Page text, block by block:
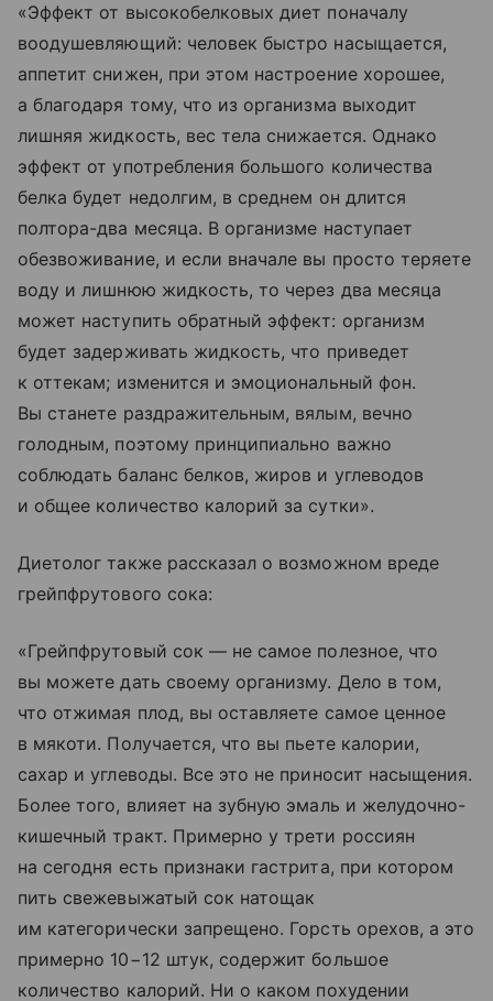
«Эффект от высокобелковых диет поначалу
воодушевляющий: человек быстро насыщается,
аппетит снижен, при этом настроение хорошее,
а благодаря тому, что из организма выходит
лишняя жидкость, вес тела снижается. Однако
эффект от употребления большого количества
белка будет недолгим, в среднем он длится
полтора-два месяца. В организме наступает
обезвоживание, и если вначале вы просто теряете
воду и лишнюю жидкость, то через два месяца
может наступить обратный эффект: организм
будет задерживать жидкость, что приведет
к оттекам; изменится и эмоциональный фон.
Вы станете раздражительным, вялым, вечно
голодным, поэтому принципиально важно
соблюдать баланс белков, жиров и углеводов
и общее количество калорий за сутки».
Диетолог также рассказал о возможном вреде
грейпфрутового сока:
«Грейпфрутовый сок — не самое полезное, что
вы можете дать своему организму. Дело в том,
что отжимая плод, вы оставляете самое ценное
в мякоти. Получается, что вы пьете калории,
сахар и углеводы. Все это не приносит насыщения.
Более того, влияет на зубную эмаль и желудочно-
кишечный тракт. Примерно у трети россиян
на сегодня есть признаки гастрита, при котором
пить свежевыжатый сок натощак
им категорически запрещено. Горсть орехов, а это
примерно 10−12 штук, содержит большое
количество калорий. Ни о каком похудении